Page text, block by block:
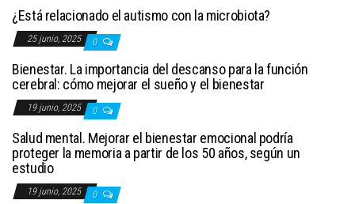
¿Está relacionado el autismo con la microbiota?
25 junio, 2025 0
Bienestar. La importancia del descanso para la función
cerebral: cómo mejorar el sueño y el bienestar
19 junio, 2025 0
Salud mental. Mejorar el bienestar emocional podría
proteger la memoria a partir de los 50 años, según un
estudio
19 junio, 2025 0